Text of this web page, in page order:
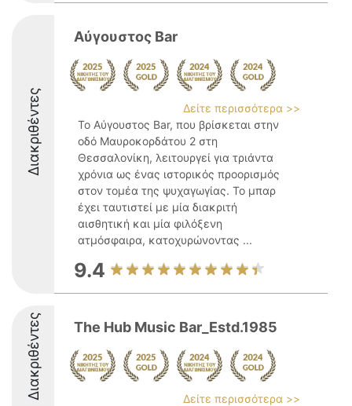
Διακριθέντες
Αύγουστος Bar
Δείτε περισσότερα >>
Το Αύγουστος Bar, που βρίσκεται στην
οδό Μαυροκορδάτου 2 στη
Θεσσαλονίκη, λειτουργεί για τριάντα
χρόνια ως ένας ιστορικός προορισμός
στον τομέα της ψυχαγωγίας. Το μπαρ
έχει ταυτιστεί με μία διακριτή
αισθητική και μία φιλόξενη
ατμόσφαιρα, κατοχυρώνοντας ...
9.4
Διακριθέντες The Hub Music Bar_Estd.1985
Δείτε περισσότερα >>